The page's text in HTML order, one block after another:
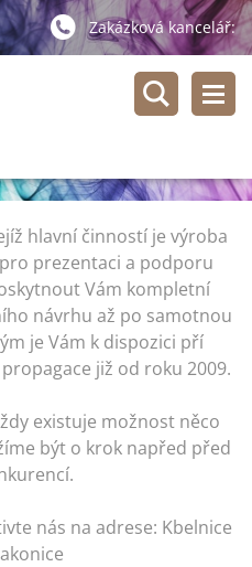
Zakázková kancelář:
hlavní činností je výroba
prezentaci a podporu
Vám kompletní
návrhu až po samotnou
je Vám k dispozici pří
již od roku 2009.
existuje možnost něco
být o krok napřed před
nás na adrese: Kbelnice